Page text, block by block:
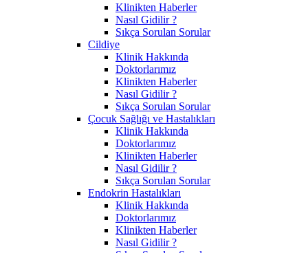
Klinikten Haberler
Nasıl Gidilir ?
Sıkça Sorulan Sorular
Cildiye
Klinik Hakkında
Doktorlarımız
Klinikten Haberler
Nasıl Gidilir ?
Sıkça Sorulan Sorular
Çocuk Sağlığı ve Hastalıkları
Klinik Hakkında
Doktorlarımız
Klinikten Haberler
Nasıl Gidilir ?
Sıkça Sorulan Sorular
Endokrin Hastalıkları
Klinik Hakkında
Doktorlarımız
Klinikten Haberler
Nasıl Gidilir ?